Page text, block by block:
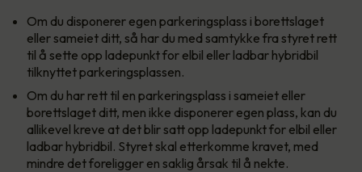
Om du disponerer egen parkeringsplass i borettslaget
eller sameiet ditt, så har du med samtykke fra styret rett
til å sette opp ladepunkt for elbil eller ladbar hybridbil
tilknyttet parkeringsplassen.
Om du har rett til en parkeringsplass i sameiet eller
borettslaget ditt, men ikke disponerer egen plass, kan du
allikevel kreve at det blir satt opp ladepunkt for elbil eller
ladbar hybridbil. Styret skal etterkomme kravet, med
mindre det foreligger en saklig årsak til å nekte.